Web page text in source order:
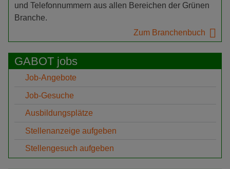
und Telefonnummern aus allen Bereichen der Grünen
Branche.
Zum Branchenbuch
GABOT jobs
Job-Angebote
Job-Gesuche
Ausbildungsplätze
Stellenanzeige aufgeben
Stellengesuch aufgeben